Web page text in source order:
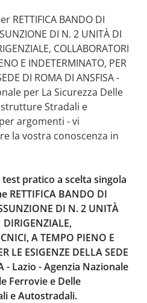
RETTIFICA BANDO DI
DI N. 2 UNITÀ DI
COLLABORATORI
E INDETERMINATO, PER
DI ROMA DI ANSFISA -
per La Sicurezza Delle
Stradali e
argomenti - vi
la vostra conoscenza in
test pratico a scelta singola
RETTIFICA BANDO DI
DI N. 2 UNITÀ
A TEMPO PIENO E
LE ESIGENZE DELLA SEDE
- Lazio - Agenzia Nazionale
Ferrovie e Delle
e Autostradali.